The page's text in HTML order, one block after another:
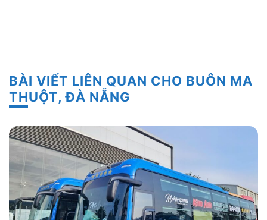
BÀI VIẾT LIÊN QUAN CHO BUÔN MA
THUỘT, ĐÀ NẴNG